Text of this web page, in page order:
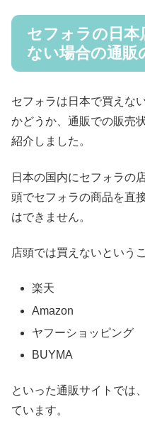
セフォラの日本
ない場合の通販
セフォラは日本で買えな
かどうか、通販での販売
紹介しました。
日本の国内にセフォラの
頭でセフォラの商品を直
はできません。
店頭では買えないという
楽天
Amazon
ヤフーショッピング
BUYMA
といった通販サイトでは
ています。